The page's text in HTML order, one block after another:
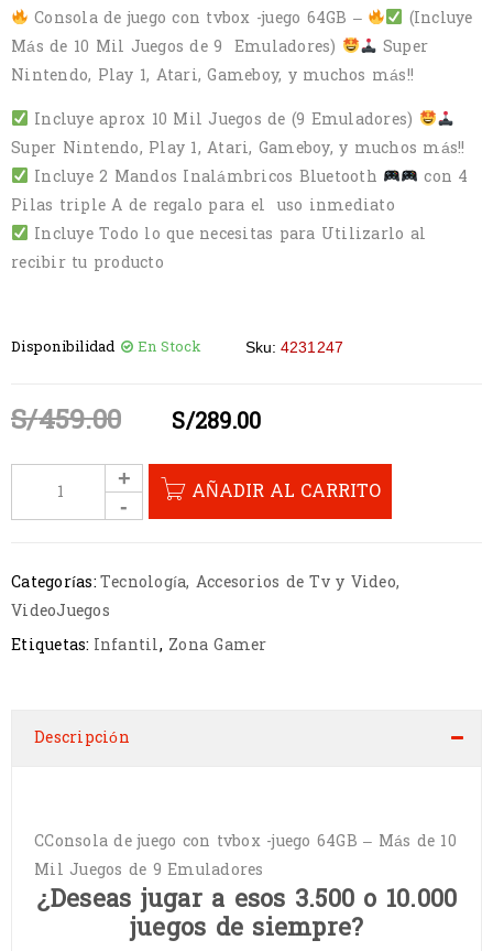
Consola de juego con tvbox -juego 64GB –
(Incluye
Más de 10 Mil Juegos de 9 Emuladores)
Super
Nintendo, Play 1, Atari, Gameboy, y muchos más!!
Incluye aprox 10 Mil Juegos de (9 Emuladores)
Super Nintendo, Play 1, Atari, Gameboy, y muchos más!!
Incluye 2 Mandos Inalámbricos Bluetooth
con 4
Pilas triple A de regalo para el uso inmediato
Incluye Todo lo que necesitas para Utilizarlo al
recibir tu producto
Disponibilidad En Stock Sku: 4231247
S/459.00 S/289.00
AÑADIR AL CARRITO
Categorías:Tecnología, Accesorios de Tv y Video,
VideoJuegos
Etiquetas: Infantil, Zona Gamer
Descripción
CConsola de juego con tvbox -juego 64GB – Más de 10
Mil Juegos de 9 Emuladores
¿Deseas jugar a esos 3.500 o 10.000
juegos de siempre?